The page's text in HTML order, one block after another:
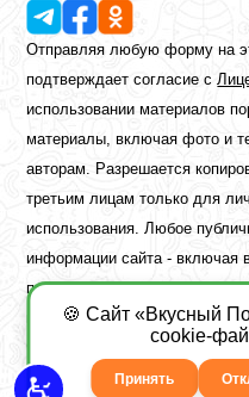
Отправляя любую форму на
подтверждает согласие с
использовании материалов
материалы, включая фото и
авторам. Разрешается
третьим лицам только для
использования. Любое
информации сайта - включая
публикацию или обработку -
предварительного
Copyright ©2026
Сайт построен
🍪 Сайт «Вкусный
cookie-
Принять